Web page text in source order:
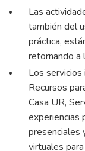
Las
también del
práctica,
retornando a
Los
Recursos
Casa UR,
experiencias
presenciales
virtuales